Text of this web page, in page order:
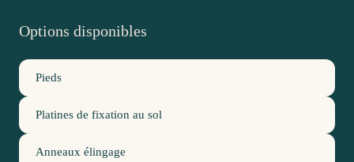
Options disponibles
Pieds
Platines de fixation au sol
Anneaux élingage